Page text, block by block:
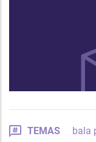
TEMAS bala